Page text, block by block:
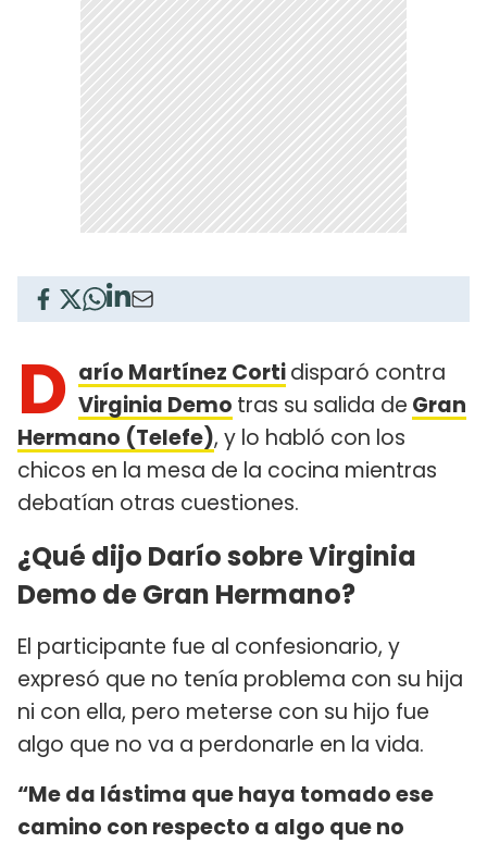
D arío Martínez Cortidisparó contra
Virginia Demo tras su salida de Gran
Hermano (Telefe), y lo habló con los
chicos en la mesa de la cocina mientras
debatían otras cuestiones.
¿Qué dijo Darío sobre Virginia
Demo de Gran Hermano?
El participante fue al confesionario, y
expresó que no tenía problema con su hija
ni con ella, pero meterse con su hijo fue
algo que no va a perdonarle en la vida.
“Me da lástima que haya tomado ese
camino con respecto a algo que no